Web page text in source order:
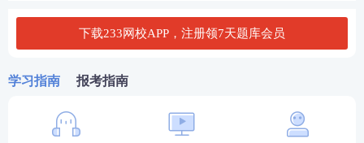
（3）收购后，预计乙公司相关财务比率保持稳定，具
收入
下载233网校APP，注册领7天题库会员
学习指南 报考指南